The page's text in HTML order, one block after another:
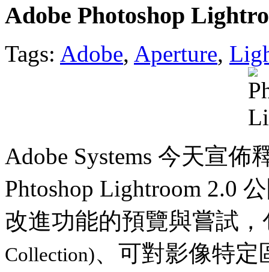
Adobe Photoshop
Tags: Adobe, Aperture,
Adobe Systems 今天宣佈
Phtoshop Lightroom 2.0
改進功能的預覽與嘗試
Collection)、可對影像特定